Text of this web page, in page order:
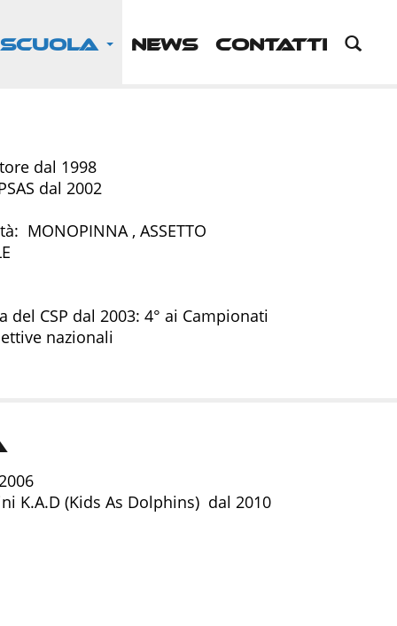
NEWS CONTATTI
dal 1998
dal 2002
MONOPINNA , ASSETTO
CSP dal 2003: 4° ai Campionati
nazionali
K.A.D (Kids As Dolphins) dal 2010